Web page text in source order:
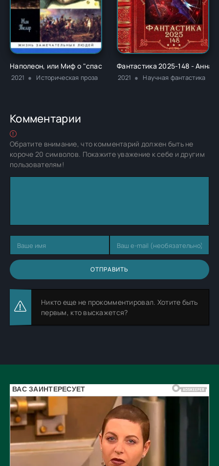
Наполеон, или Миф о "спасителе" - Жан Тюлар
2021 Историческая проза
Фантастика 2025-148 - Анна
2021 Научная фантастика
Комментарии
Обратите внимание, что комментарий должен быть не
короче 20 символов. Покажите уважение к себе и другим
пользователям!
ОТПРАВИТЬ
Никто еще не прокомментировал. Хотите быть
первым, кто выскажется?